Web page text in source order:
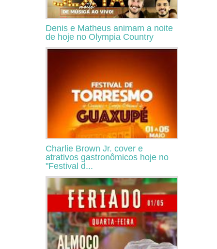
Denis e Matheus animam a noite
de hoje no Olympia Country
Charlie Brown Jr. cover e
atrativos gastronômicos hoje no
"Festival d...